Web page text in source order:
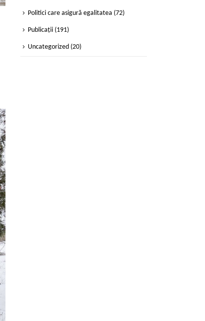
Politici care asigură egalitatea (72)
Publicații (191)
Uncategorized (20)